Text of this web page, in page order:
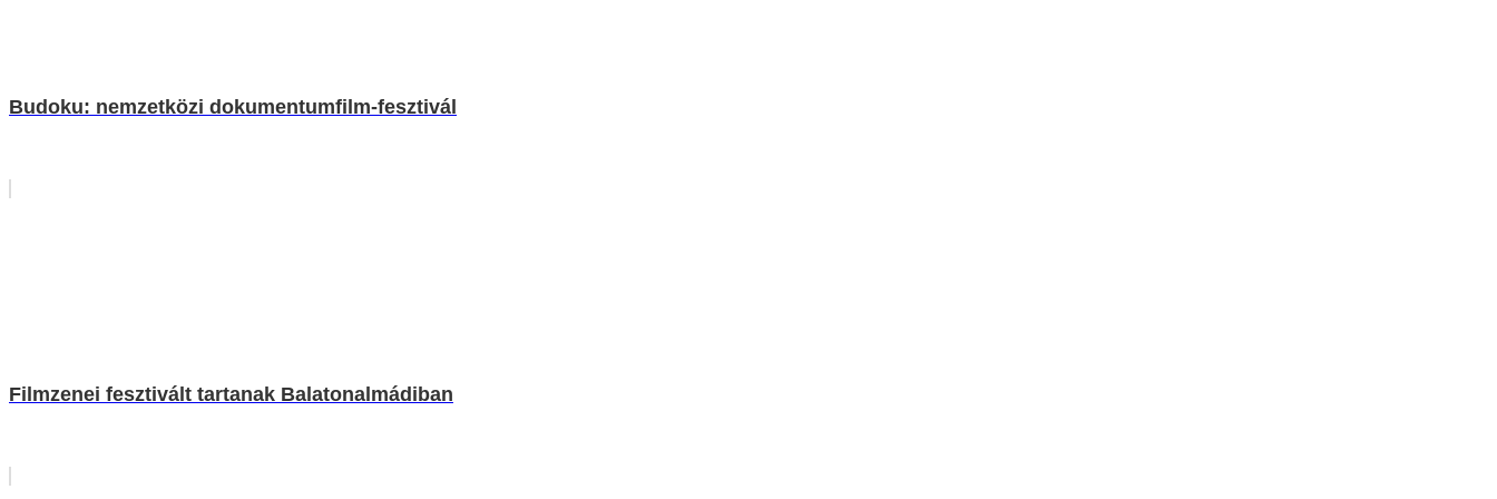
Budoku: nemzetközi dokumentumfilm-fesztivál
Filmzenei fesztivált tartanak Balatonalmádiban